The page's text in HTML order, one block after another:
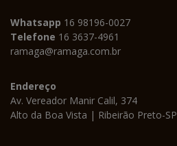
Whatsapp 16 98196-0027
Telefone 16 3637-4961
ramaga@ramaga.com.br
Endereço
Av. Vereador Manir Calil, 374
Alto da Boa Vista | Ribeirão Preto-SP